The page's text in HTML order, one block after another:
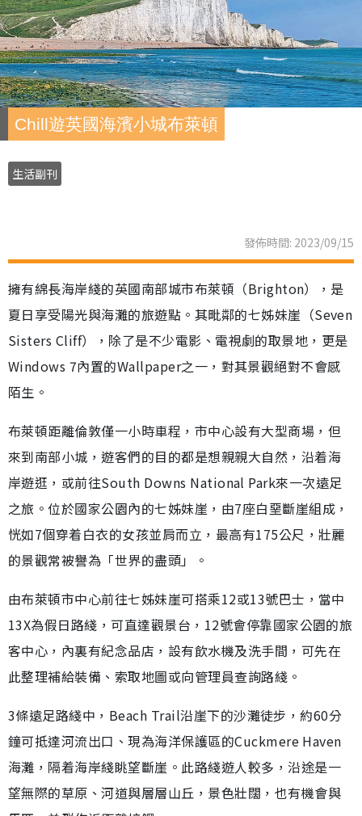
Chill遊英國海濱小城布萊頓
生活副刊
發佈時間: 2023/09/15
擁有綿長海岸綫的英國南部城市布萊頓（Brighton），是
夏日享受陽光與海灘的旅遊點。其毗鄰的七姊妹崖（Seven
Sisters Cliff），除了是不少電影、電視劇的取景地，更是
Windows 7內置的Wallpaper之一，對其景觀絕對不會感
陌生。
布萊頓距離倫敦僅一小時車程，市中心設有大型商場，但
來到南部小城，遊客們的目的都是想親親大自然，沿着海
岸遊逛，或前往South Downs National Park來一次遠足
之旅。位於國家公園內的七姊妹崖，由7座白堊斷崖組成，
恍如7個穿着白衣的女孩並肩而立，最高有175公尺，壯麗
的景觀常被譽為「世界的盡頭」。
由布萊頓市中心前往七姊妹崖可搭乘12或13號巴士，當中
13X為假日路綫，可直達觀景台，12號會停靠國家公園的旅
客中心，內裏有紀念品店，設有飲水機及洗手間，可先在
此整理補給裝備、索取地圖或向管理員查詢路綫。
3條遠足路綫中，Beach Trail沿崖下的沙灘徒步，約60分
鐘可抵達河流出口、現為海洋保護區的Cuckmere Haven
海灘，隔着海岸綫眺望斷崖。此路綫遊人較多，沿途是一
望無際的草原、河道與層層山丘，景色壯闊，也有機會與